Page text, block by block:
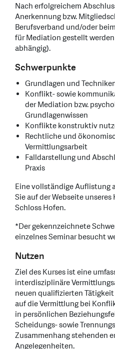
Nach erfolgreichem
Anerkennung bzw.
Berufsverband und/oder
für Mediation gestellt
abhängig).
Schwerpunkte
Grundlagen und
Konflikt- sowie
der Mediation bzw.
Grundlagenwissen
Konflikte konstruktiv
Rechtliche und
Vermittlungsarbeit
Falldarstellung und
Praxis
Eine vollständige Auflistung
Sie auf der Webseite
Schloss Hofen.
*Der gekennzeichnete
einzelnes Seminar besucht
Nutzen
Ziel des Kurses ist eine
interdisziplinäre
neuen qualifizierten
auf die Vermittlung bei
in persönlichen
Scheidungs- sowie
Zusammenhang stehenden
Angelegenheiten.